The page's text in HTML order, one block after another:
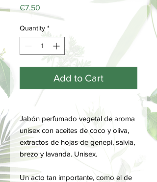
€7.50
Quantity *
Add to Cart
Jabón perfumado vegetal de aroma
unisex con aceites de coco y oliva,
extractos de hojas de genepi, salvia,
brezo y lavanda. Unisex.
Un acto tan importante, como el de